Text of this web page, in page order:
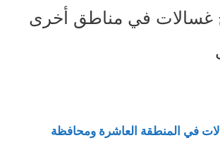
غسالات في مناطق أخرى
في المنطقة العاشرة ومحافظة